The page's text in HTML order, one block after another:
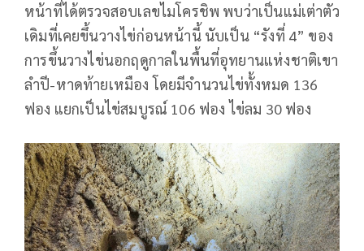
หน้าที่ได้ตรวจสอบเลขไมโครชิพ พบว่าเป็นแม่เต่าตัว
เดิมที่เคยขึ้นวางไข่ก่อนหน้านี้ นับเป็น “รังที่ 4” ของ
การขึ้นวางไข่นอกฤดูกาลในพื้นที่อุทยานแห่งชาติเขา
ลำปี-หาดท้ายเหมือง โดยมีจำนวนไข่ทั้งหมด 136
ฟอง แยกเป็นไข่สมบูรณ์ 106 ฟอง ไข่ลม 30 ฟอง